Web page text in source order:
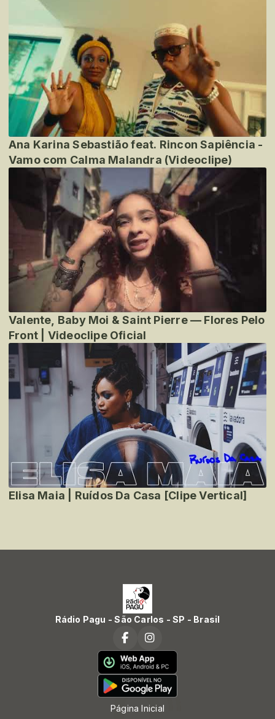
Ana Karina Sebastião feat. Rincon Sapiência -
Vamo com Calma Malandra (Videoclipe)
Valente, Baby Moi & Saint Pierre — Flores Pelo
Front | Videoclipe Oficial
Elisa Maia | Ruídos Da Casa [Clipe Vertical]
Rádio Pagu - São Carlos - SP - Brasil
Página Inicial